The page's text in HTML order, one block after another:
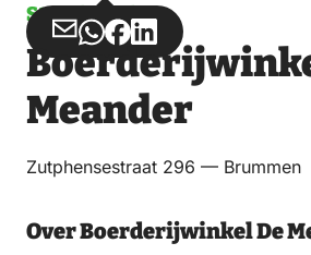
Streekproduct
Deel
via
Email
Deel
via
WhatsApp
Deel
op
Facebook
Deel
op
LinkedIn
Meander
Zutphensestraat 296 — Brummen
Over Boerderijwinkel De